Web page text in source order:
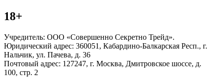
18+
Учредитель: ООО «Совершенно Секретно Трейд».
Юридический адрес: 360051, Кабардино-Балкарская Респ., г.
Нальчик, ул. Пачева, д. 36
Почтовый адрес: 127247, г. Москва, Дмитровское шоссе, д.
100, стр. 2